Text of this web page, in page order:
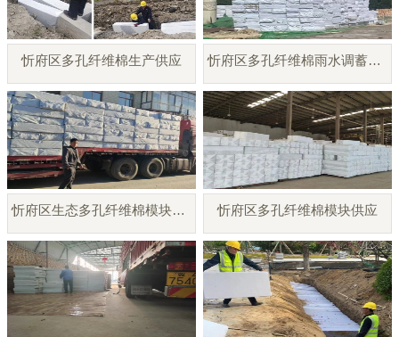
忻府区多孔纤维棉生产供应 忻府区多孔纤维棉雨水调蓄模块
忻府区生态多孔纤维棉模块厂家 忻府区多孔纤维棉模块供应